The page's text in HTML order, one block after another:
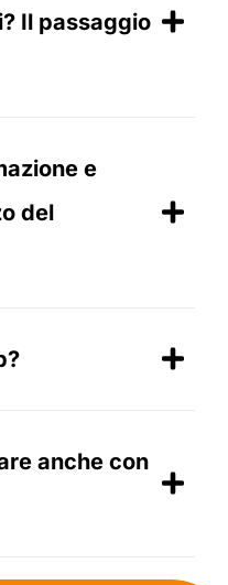
Il passaggio
e
del
anche con